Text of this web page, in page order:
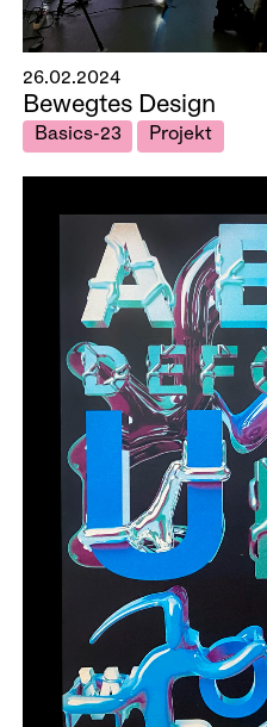
26.02.2024
Bewegtes Design
Basics-23 Projekt